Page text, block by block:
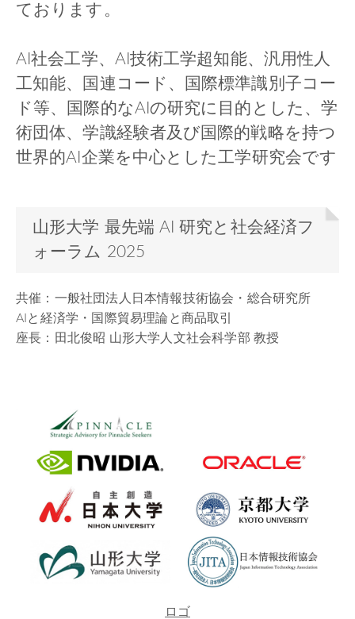
ております。
AI社会工学、AI技術工学超知能、汎用性人
工知能、国連コード、国際標準識別子コー
ド等、国際的なAIの研究に目的とした、学
術団体、学識経験者及び国際的戦略を持つ
世界的AI企業を中心とした工学研究会です
山形大学 最先端 AI 研究と社会経済フ
ォーラム 2025
共催：⼀般社団法⼈⽇本情報技術協会・総合研究所
AIと経済学・国際貿易理論と商品取引
座⻑：⽥北俊昭 ⼭形⼤学⼈⽂社会科学部 教授
ロゴ